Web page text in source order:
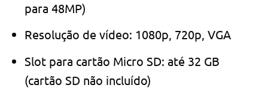
para 48MP)
Resolução de vídeo: 1080p, 720p, VGA
Slot para cartão Micro SD: até 32 GB
(cartão SD não incluído)